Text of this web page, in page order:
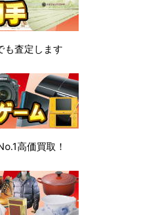
も査定します
高価買取！